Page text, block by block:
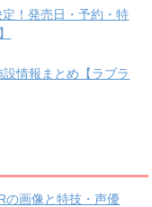
！発売日・予約・特
設情報まとめ【ラブラ
の画像と特技・声優